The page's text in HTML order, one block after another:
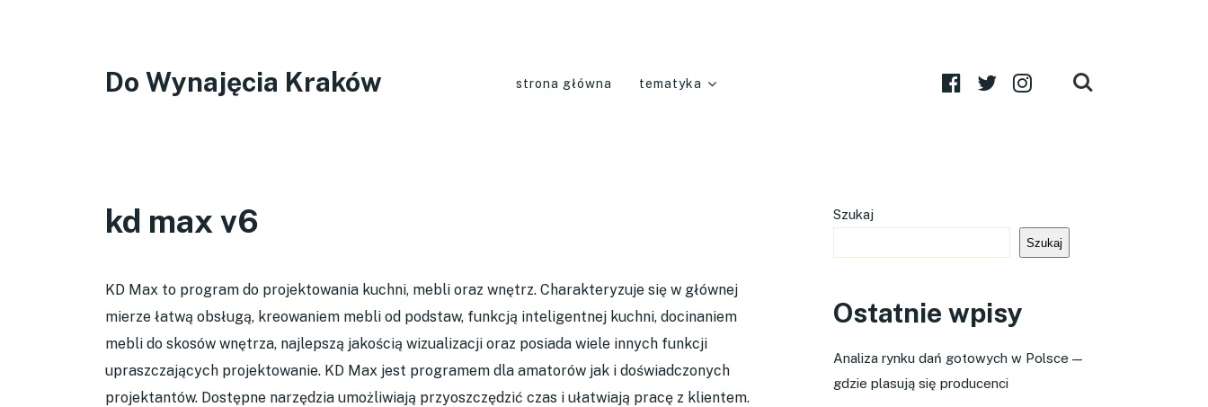
Do Wynajęcia Kraków strona główna tematyka
kd max v6
KD Max to program do projektowania kuchni, mebli oraz wnętrz. Charakteryzuje się w głównej
mierze łatwą obsługą, kreowaniem mebli od podstaw, funkcją inteligentnej kuchni, docinaniem
mebli do skosów wnętrza, najlepszą jakością wizualizacji oraz posiada wiele innych funkcji
upraszczających projektowanie. KD Max jest programem dla amatorów jak i doświadczonych
projektantów. Dostępne narzędzia umożliwiają przyoszczędzić czas i ułatwiają pracę z klientem.
Szukaj
Szukaj
Ostatnie wpisy
Analiza rynku dań gotowych w Polsce —
gdzie plasują się producenci